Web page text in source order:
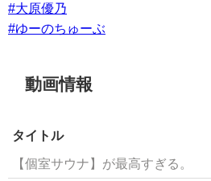
#大原優乃
#ゆーのちゅーぶ
動画情報
タイトル
【個室サウナ】が最高すぎる。